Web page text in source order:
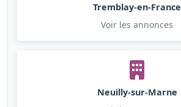
Tremblay-en-France
Voir les annonces
Neuilly-sur-Marne